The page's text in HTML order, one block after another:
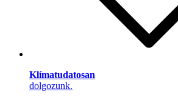
Klímatudatosan
dolgozunk.